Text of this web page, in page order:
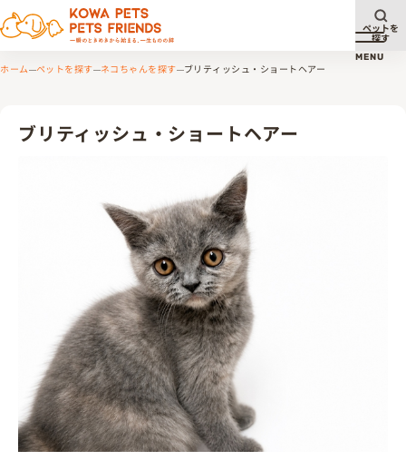
メニ
MENU
ペットを
探す
ホーム ペットを探す ネコちゃんを探す ブリティッシュ・ショートヘアー
ブリティッシュ・ショートヘアー